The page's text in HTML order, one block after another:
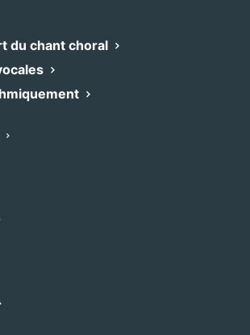
du chant choral
vous cœurs
Concert de
Vocal de
dirigé par
Bass